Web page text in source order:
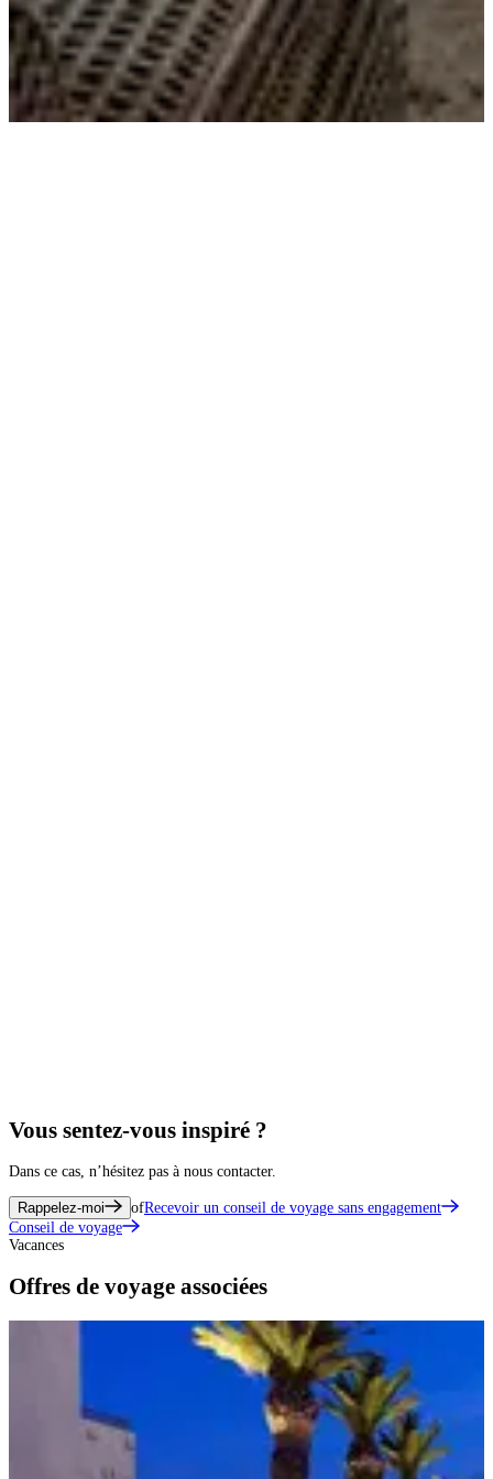
Vous sentez-vous inspiré ?
Dans ce cas, n’hésitez pas à nous contacter.
Rappelez-moi ofRecevoir un conseil de voyage sans engagement
Conseil de voyage
Vacances
Offres de voyage associées